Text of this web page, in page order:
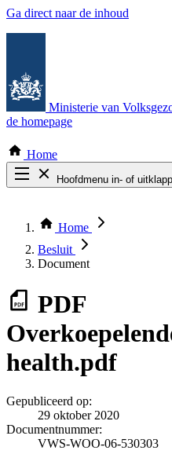
Ga direct naar de inhoud
Ministerie van
de homepage
Home
Hoofdmenu in- of
Thema COVID-19
Bekijk per bestuursorgaan
Home
Besluit
Document
PDF
health.pdf
Gepubliceerd op:
29 oktober 2020
Documentnummer:
VWS-WOO-06-530303